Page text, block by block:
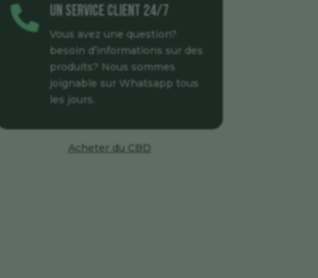
 Un service client 24/7
Vous avez une question?
besoin d’informations sur des
produits? Nous sommes
joignable sur Whatsapp tous
les jours.
Acheter du CBD